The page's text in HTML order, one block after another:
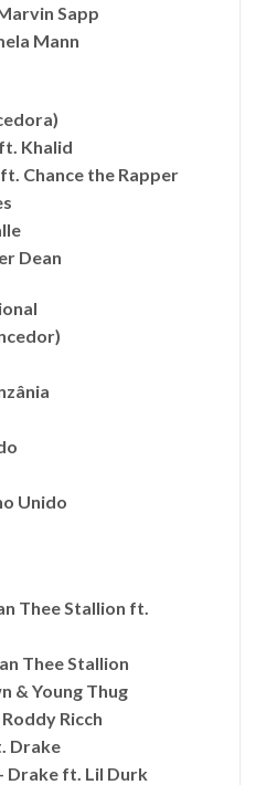
Sapp
Mann
Khalid
Chance the Rapper
Dean
Unido
Thee Stallion ft.
Thee Stallion
& Young Thug
Ricch
Drake
Drake ft. Lil Durk